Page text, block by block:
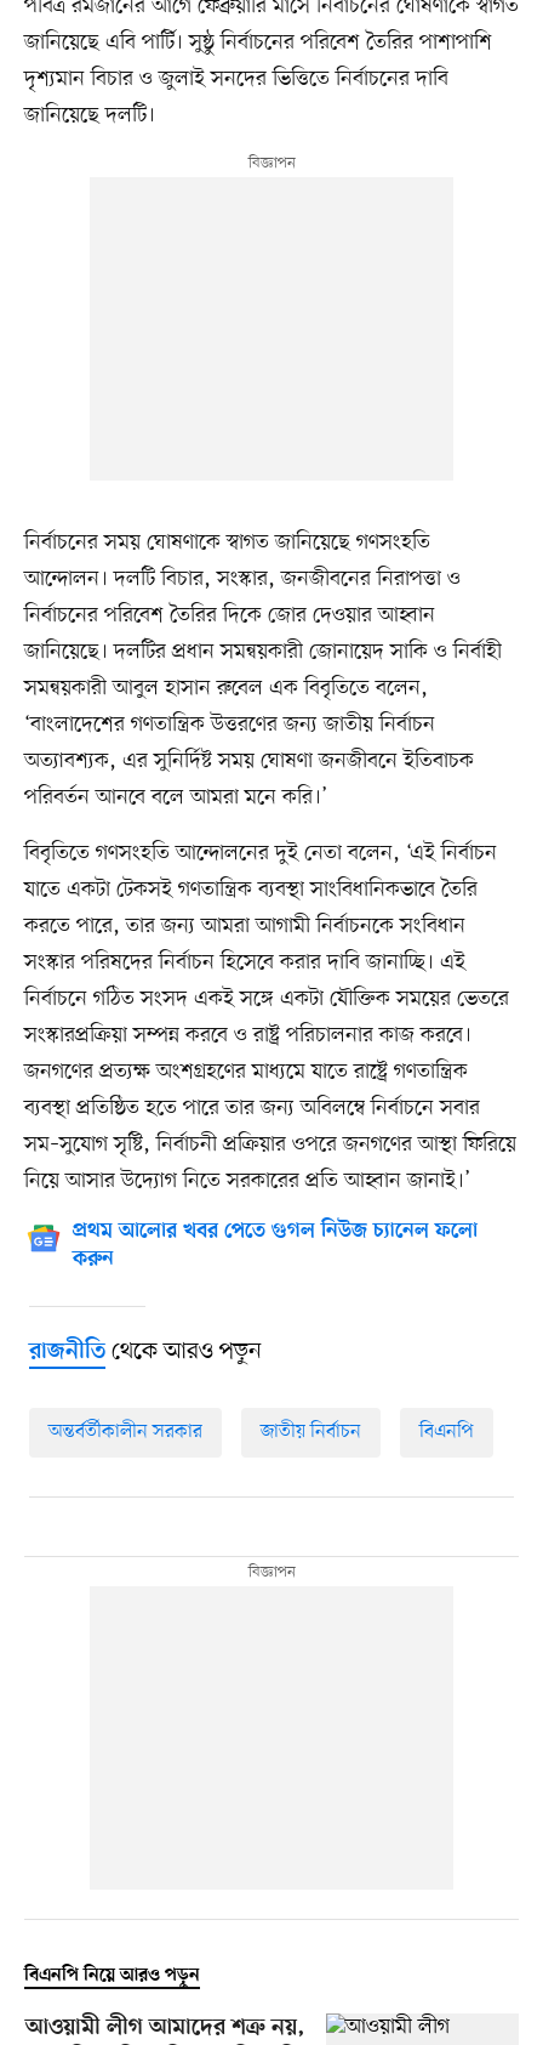
পবিত্র রমজানের আগে ফেব্রুয়ারি মাসে নির্বাচনের ঘোষণাকে স্বাগত
জানিয়েছে এবি পার্টি। সুষ্ঠু নির্বাচনের পরিবেশ তৈরির পাশাপাশি
দৃশ্যমান বিচার ও জুলাই সনদের ভিত্তিতে নির্বাচনের দাবি
জানিয়েছে দলটি।
নির্বাচনের সময় ঘোষণাকে স্বাগত জানিয়েছে গণসংহতি
আন্দোলন। দলটি বিচার, সংস্কার, জনজীবনের নিরাপত্তা ও
নির্বাচনের পরিবেশ তৈরির দিকে জোর দেওয়ার আহ্বান
জানিয়েছে। দলটির প্রধান সমন্বয়কারী জোনায়েদ সাকি ও নির্বাহী
সমন্বয়কারী আবুল হাসান রুবেল এক বিবৃতিতে বলেন,
‘বাংলাদেশের গণতান্ত্রিক উত্তরণের জন্য জাতীয় নির্বাচন
অত্যাবশ্যক, এর সুনির্দিষ্ট সময় ঘোষণা জনজীবনে ইতিবাচক
পরিবর্তন আনবে বলে আমরা মনে করি।’
বিবৃতিতে গণসংহতি আন্দোলনের দুই নেতা বলেন, ‘এই নির্বাচন
যাতে একটা টেকসই গণতান্ত্রিক ব্যবস্থা সাংবিধানিকভাবে তৈরি
করতে পারে, তার জন্য আমরা আগামী নির্বাচনকে সংবিধান
সংস্কার পরিষদের নির্বাচন হিসেবে করার দাবি জানাচ্ছি। এই
নির্বাচনে গঠিত সংসদ একই সঙ্গে একটা যৌক্তিক সময়ের ভেতরে
সংস্কারপ্রক্রিয়া সম্পন্ন করবে ও রাষ্ট্র পরিচালনার কাজ করবে।
জনগণের প্রত্যক্ষ অংশগ্রহণের মাধ্যমে যাতে রাষ্ট্রে গণতান্ত্রিক
ব্যবস্থা প্রতিষ্ঠিত হতে পারে তার জন্য অবিলম্বে নির্বাচনে সবার
সম–সুযোগ সৃষ্টি, নির্বাচনী প্রক্রিয়ার ওপরে জনগণের আস্থা ফিরিয়ে
নিয়ে আসার উদ্যোগ নিতে সরকারের প্রতি আহ্বান জানাই।’
প্রথম আলোর খবর পেতে গুগল নিউজ চ্যানেল ফলো
করুন
রাজনীতিথেকে আরও পড়ুন
অন্তর্বর্তীকালীন সরকার জাতীয় নির্বাচন বিএনপি
বিএনপি নিয়ে আরও পড়ুন
আওয়ামী লীগ আমাদের শত্রু নয়,